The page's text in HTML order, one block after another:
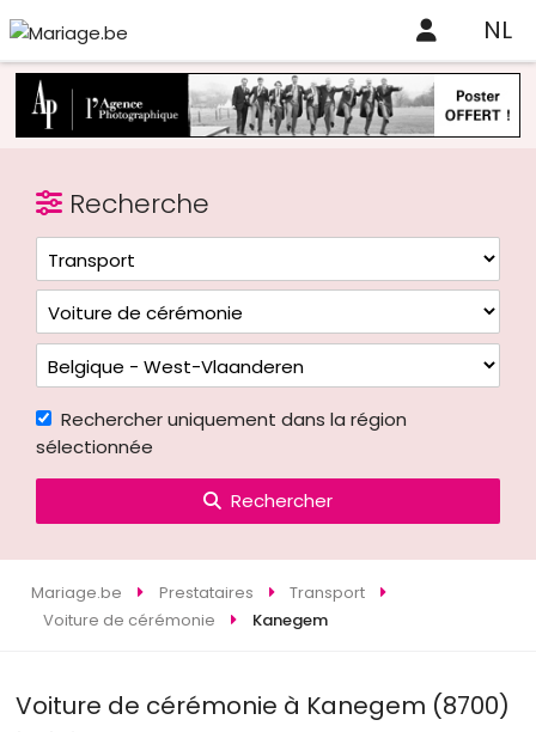
NL
Recherche
Rechercher uniquement dans la région
sélectionnée
Rechercher
Mariage.be Prestataires
Transport
Voiture de cérémonie
Kanegem
Voiture de cérémonie à Kanegem (8700)